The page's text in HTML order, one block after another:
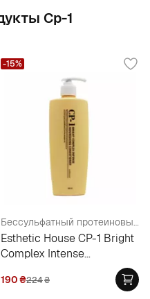
Cp-1
Бессульфатный протеиновый кондиционер "Интенсивное питание"
Esthetic House CP-1 Bright
Complex Intense
190₴224₴
-15%